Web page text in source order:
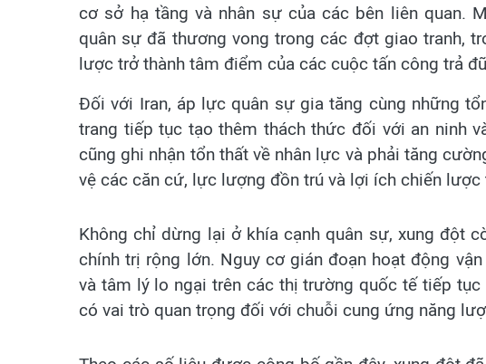
cơ sở hạ tầng và nhân sự của các bên liên quan.
quân sự đã thương vong trong các đợt giao tranh,
lược trở thành tâm điểm của các cuộc tấn công trả
Đối với Iran, áp lực quân sự gia tăng cùng những
trang tiếp tục tạo thêm thách thức đối với an ninh
cũng ghi nhận tổn thất về nhân lực và phải tăng
vệ các căn cứ, lực lượng đồn trú và lợi ích chiến lược
Không chỉ dừng lại ở khía cạnh quân sự, xung đột
chính trị rộng lớn. Nguy cơ gián đoạn hoạt động
và tâm lý lo ngại trên các thị trường quốc tế tiếp
có vai trò quan trọng đối với chuỗi cung ứng năng